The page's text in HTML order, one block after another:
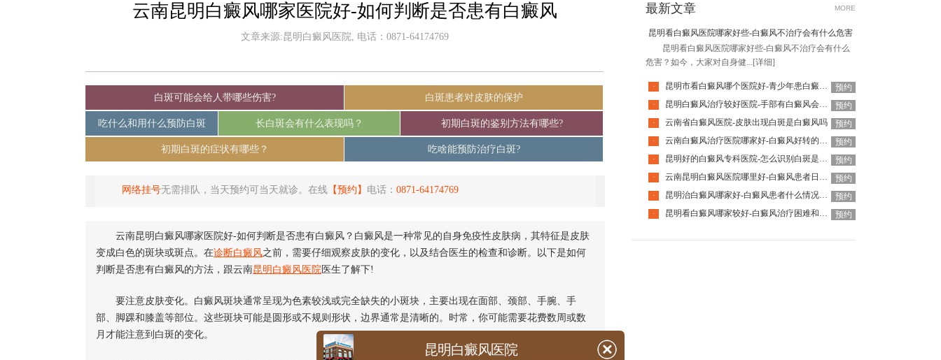
云南昆明白癜风哪家医院好-如何判断是否患有白癜风
文章来源:昆明白癜风医院, 电话：0871-64174769
白斑可能会给人带哪些伤害? 白斑患者对皮肤的保护
吃什么和用什么预防白斑 长白斑会有什么表现吗？ 初期白斑的鉴别方法有哪些?
初期白斑的症状有哪些？ 吃啥能预防治疗白斑?
网络挂号无需排队，当天预约可当天就诊。在线 【预约】 电话： 0871-64174769
云南昆明白癜风哪家医院好-如何判断是否患有白癜风？白癜风是一种常见的自身免疫性皮肤病，其特征是皮肤
变成白色的斑块或斑点。在诊断白癜风之前，需要仔细观察皮肤的变化，以及结合医生的检查和诊断。以下是如何
判断是否患有白癜风的方法，跟云南昆明白癜风医院 医生了解下!
要注意皮肤变化。白癜风斑块通常呈现为色素较浅或完全缺失的小斑块，主要出现在面部、颈部、手腕、手
部、脚踝和膝盖等部位。这些斑块可能是圆形或不规则形状，边界通常是清晰的。时常，你可能需要花费数周或数
月才能注意到白斑的变化。
最新文章 MORE
昆明看白癜风医院哪家好些-白癜风不治疗会有什么危害
昆明看白癜风医院哪家好些-白癜风不治疗会有什么
危害？如今，大家对自身健... [详细]
· 昆明市看白癜风哪个医院好-青少年患白癜风怎么治疗效果好呢
预约
·
昆明白癜风治疗较好医院-手部有白癜风会有什么危害呢
预约
·
云南省白癜风医院-皮肤出现白斑是白癜风吗
预约
·
云南白癜风治疗医院哪家好-白癜风好转的关键是什么
预约
·
昆明好的白癜风专科医院-怎么识别白斑是不是白癜风呢
预约
·
云南昆明白癜风医院哪里好-白癜风患者日常该怎么去护理
预约
·
昆明治白癜风哪家好-白癜风患者什么情况下可以手术治疗呢
预约
·
昆明看白癜风哪家较好-白癜风治疗困难和什么有关呢 预约
昆明白癜风医院